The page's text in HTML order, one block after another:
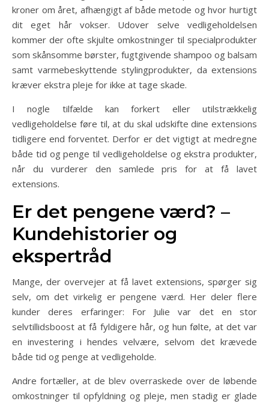
kroner om året, afhængigt af både metode og hvor hurtigt
dit eget hår vokser. Udover selve vedligeholdelsen
kommer der ofte skjulte omkostninger til specialprodukter
som skånsomme børster, fugtgivende shampoo og balsam
samt varmebeskyttende stylingprodukter, da extensions
kræver ekstra pleje for ikke at tage skade.
I nogle tilfælde kan forkert eller utilstrækkelig
vedligeholdelse føre til, at du skal udskifte dine extensions
tidligere end forventet. Derfor er det vigtigt at medregne
både tid og penge til vedligeholdelse og ekstra produkter,
når du vurderer den samlede pris for at få lavet
extensions.
Er det pengene værd? –
Kundehistorier og
ekspertråd
Mange, der overvejer at få lavet extensions, spørger sig
selv, om det virkelig er pengene værd. Her deler flere
kunder deres erfaringer: For Julie var det en stor
selvtillidsboost at få fyldigere hår, og hun følte, at det var
en investering i hendes velvære, selvom det krævede
både tid og penge at vedligeholde.
Andre fortæller, at de blev overraskede over de løbende
omkostninger til opfyldning og pleje, men stadig er glade